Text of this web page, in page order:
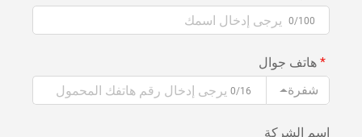
0/100
هاتف جوال
شفرة
0/16
اسم الشركة